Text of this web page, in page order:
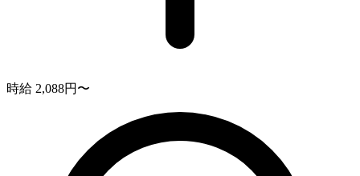
時給 2,088円〜